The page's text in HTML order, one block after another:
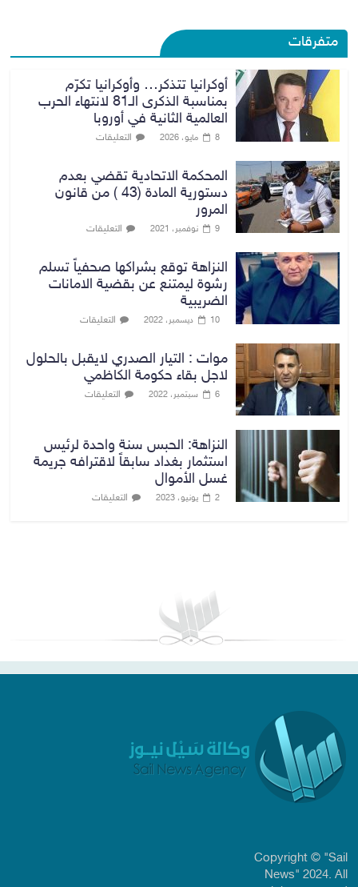
متفرقات
أوكرانيا تتذكر… وأوكرانيا تكرّم
بمناسبة الذكرى الـ81 لانتهاء الحرب
العالمية الثانية في أوروبا
8 مايو، 2026 التعليقات
المحكمة الاتحادية تقضي بعدم
دستورية المادة (43 ) من قانون
المرور
9 نوفمبر، 2021 التعليقات
النزاهة توقع بشراكها صحفياً تسلم
رشوة ليمتنع عن بقضية الامانات
الضريبية
10 ديسمبر، 2022 التعليقات
موات : التيار الصدري لايقبل بالحلول
لاجل بقاء حكومة الكاظمي
6 سبتمبر، 2022 التعليقات
النزاهة: الحبس سنة واحدة لرئيس
استثمار بغداد سابقاً لاقترافه جريمة
غسل الأموال
2 يونيو، 2023 التعليقات
Copyright © "Sail
News" 2024. All